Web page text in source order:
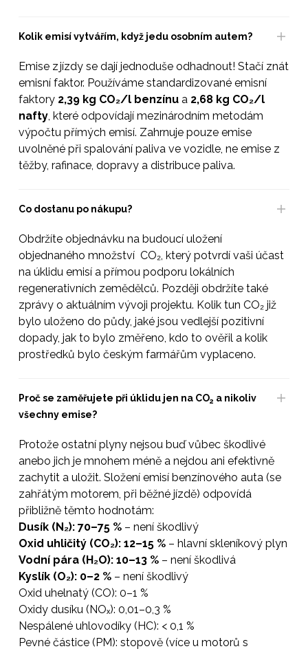
Kolik emisí vytvářím, když jedu osobním autem?
Emise z jízdy se dají jednoduše odhadnout! Stačí znát
emisní faktor. Používáme standardizované emisní
faktory 2,39 kg CO₂/l benzínua 2,68 kg CO₂/l
nafty, které odpovídají mezinárodním metodám
výpočtu přímých emisí. Zahrnuje pouze emise
uvolněné při spalování paliva ve vozidle, ne emise z
těžby, rafinace, dopravy a distribuce paliva.
Co dostanu po nákupu?
Obdržíte objednávku na budoucí uložení
objednaného množství CO₂, který potvrdí vaši účast
na úklidu emisí a přímou podporu lokálních
regenerativních zemědělců. Později obdržíte také
zprávy o aktuálním vývoji projektu. Kolik tun CO₂ již
bylo uloženo do půdy, jaké jsou vedlejší pozitivní
dopady, jak to bylo změřeno, kdo to ověřil a kolik
prostředků bylo českým farmářům vyplaceno.
Proč se zaměřujete při úklidu jen na CO2 a nikoliv
všechny emise?
Protože ostatní plyny nejsou buď vůbec škodlivé
anebo jich je mnohem méně a nejdou ani efektivně
zachytit a uložit. Složení emisí benzínového auta (se
zahřátým motorem, při běžné jízdě) odpovídá
přibližně těmto hodnotám:
Dusík (N₂): 70–75 %– není škodlivý
Oxid uhličitý (CO₂): 12–15 %– hlavní skleníkový plyn
Vodní pára (H₂O): 10–13 %– není škodlivá
Kyslík (O₂): 0–2 %– není škodlivý
Oxid uhelnatý (CO): 0–1 %
Oxidy dusíku (NOₓ): 0,01–0,3 %
Nespálené uhlovodíky (HC): < 0,1 %
Pevné částice (PM): stopově (více u motorů s